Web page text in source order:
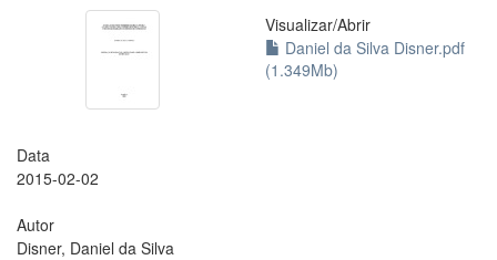
Visualizar/Abrir
Daniel da Silva Disner.pdf
(1.349Mb)
Data
2015-02-02
Autor
Disner, Daniel da Silva